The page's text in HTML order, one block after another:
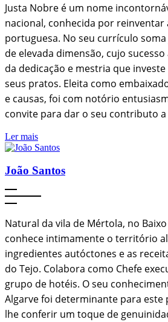
Justa Nobre é um nome
nacional, conhecida por reinventar
portuguesa. No seu currículo
de elevada dimensão, cujo
da dedicação e mestria que
seus pratos. Eleita como
e causas, foi com notório
convite para dar o seu contributo
Ler mais
João Santos
Natural da vila de Mértola, no
conhece intimamente o território
ingredientes autóctones e as
do Tejo. Colabora como Chefe
grupo de hotéis. O seu
Algarve foi determinante para
lhe conferir um toque de